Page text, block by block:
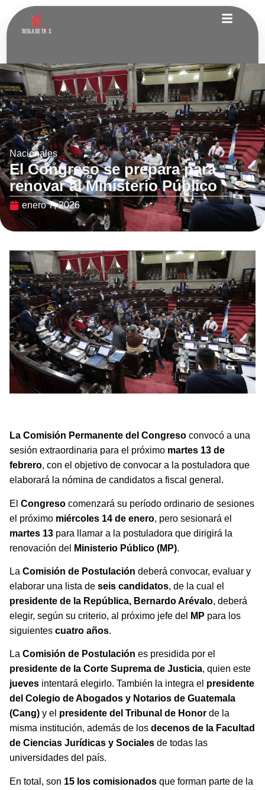
Nacionales
El Congreso se prepara para
renovar al Ministerio Público
enero 7, 2026
La Comisión Permanente del Congreso convocó a una
sesión extraordinaria para el próximo martes 13 de
febrero, con el objetivo de convocar a la postuladora que
elaborará la nómina de candidatos a fiscal general.
El Congreso comenzará su período ordinario de sesiones
el próximo miércoles 14 de enero, pero sesionará el
martes 13 para llamar a la postuladora que dirigirá la
renovación del
Ministerio Público (MP).
La Comisión de Postulación deberá convocar, evaluar y
elaborar una lista de seis candidatos, de la cual el
presidente de la República, Bernardo Arévalo, deberá
elegir, según su criterio, al próximo jefe del
MP para los
siguientes cuatro años.
La Comisión de Postulación es presidida por el
presidente de la Corte Suprema de Justicia, quien este
jueves intentará elegirlo. También la integra el presidente
del Colegio de Abogados y Notarios de Guatemala
(Cang) y el presidente del Tribunal de Honor de la
misma institución, además de los decenos de la Facultad
de Ciencias Jurídicas y Sociales de todas las
universidades del país.
En total, son 15 los comisionados que forman parte de la